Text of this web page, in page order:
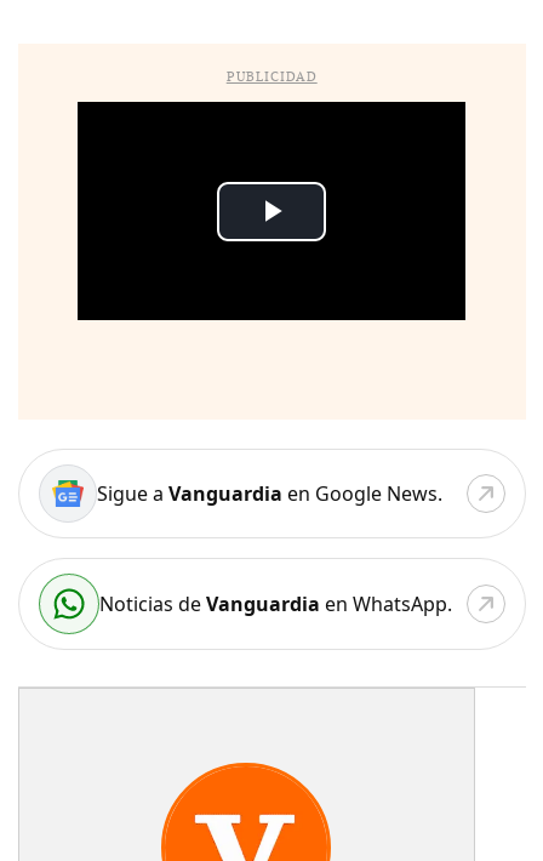
PUBLICIDAD
Sigue a Vanguardia en Google News.
Noticias deVanguardia en WhatsApp.